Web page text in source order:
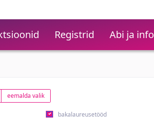
Registrid Abi ja info
eemalda valik
bakalaureusetööd